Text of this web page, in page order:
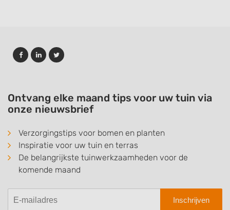
Ontvang elke maand tips voor uw tuin via
onze nieuwsbrief
Verzorgingstips voor bomen en planten
Inspiratie voor uw tuin en terras
De belangrijkste tuinwerkzaamheden voor de
komende maand
Inschrijven